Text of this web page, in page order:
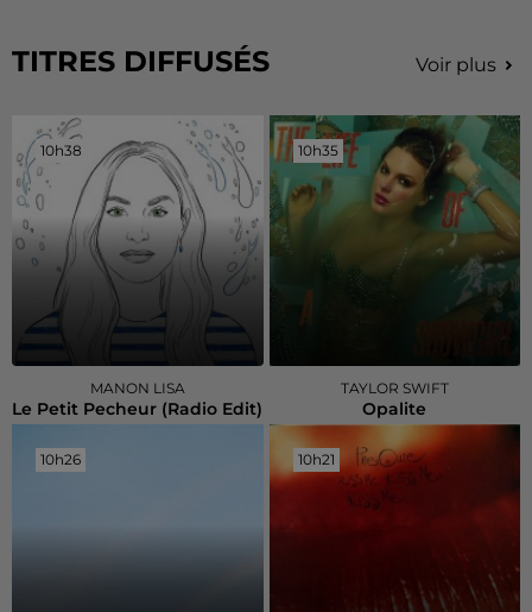
TITRES DIFFUSÉS Voir plus
10h38
10h38
MANON LISA
Le Petit Pecheur (radio Edit)
10h35
10h35
TAYLOR SWIFT
Opalite
10h26
10h26 10h21
10h21